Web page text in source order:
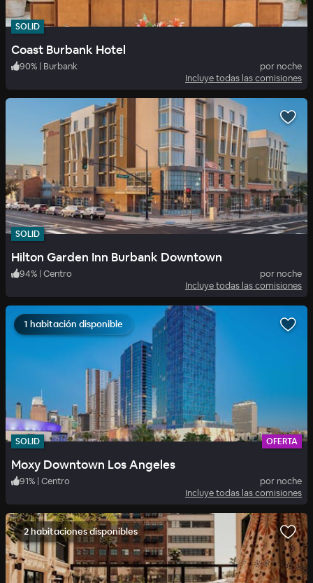
SOLID
Coast Burbank Hotel
90% | Burbank
por noche
Incluye todas las comisiones
SOLID
Hilton Garden Inn Burbank Downtown
94% | Centro
por noche
Incluye todas las comisiones
1 habitación disponible
SOLID OFERTA
Moxy Downtown Los Angeles
91% | Centro
por noche
Incluye todas las comisiones
2 habitaciones disponibles